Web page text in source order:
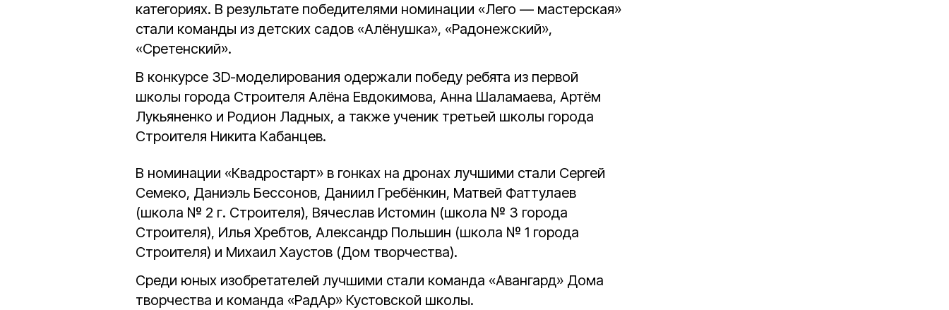
категориях. В результате победителями номинации «Лего — мастерская»
стали команды из детских садов «Алёнушка», «Радонежский»,
«Сретенский».
В конкурсе ЗD-моделирования одержали победу ребята из первой
школы города Строителя Алёна Евдокимова, Анна Шаламаева, Артём
Лукьяненко и Родион Ладных, а также ученик третьей школы города
Строителя Никита Кабанцев.
В номинации «Квадростарт» в гонках на дронах лучшими стали Сергей
Семеко, Даниэль Бессонов, Даниил Гребёнкин, Матвей Фаттулаев
(школа № 2 г. Строителя), Вячеслав Истомин (школа № 3 города
Строителя), Илья Хребтов, Александр Польшин (школа № 1 города
Строителя) и Михаил Хаустов (Дом творчества).
Среди юных изобретателей лучшими стали команда «Авангард» Дома
творчества и команда «РадАр» Кустовской школы.